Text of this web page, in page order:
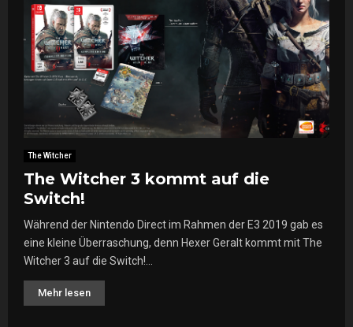
The Witcher
The Witcher 3 kommt auf die
Switch!
Während der Nintendo Direct im Rahmen der E3 2019 gab es
eine kleine Überraschung, denn Hexer Geralt kommt mit The
Witcher 3 auf die Switch!...
Mehr lesen